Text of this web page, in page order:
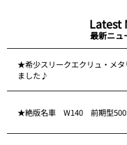
Latest
最新ニュ
★希少スリークエクリュ・メタ
ました♪
★絶版名車 W140 前期型